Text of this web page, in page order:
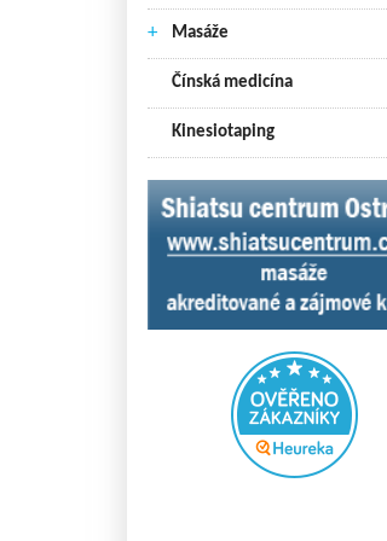
+ Masáže
Čínská medicína
Kinesiotaping